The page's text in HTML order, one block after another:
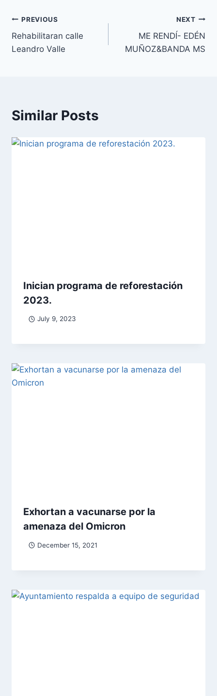
PREVIOUS
Rehabilitaran calle
Leandro Valle
NEXT
ME RENDÍ- EDÉN
MUÑOZ&BANDA MS
Similar Posts
Inician programa de reforestación
2023.
July 9, 2023
Exhortan a vacunarse por la
amenaza del Omicron
December 15, 2021